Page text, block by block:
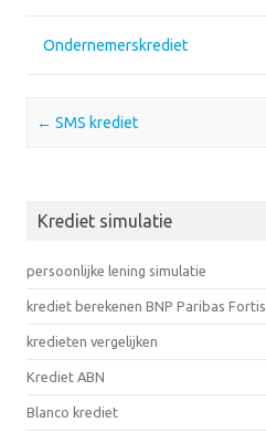
Ondernemerskrediet
Post navigation
← SMS krediet
Krediet simulatie
persoonlijke lening simulatie
krediet berekenen BNP Paribas Fortis
kredieten vergelijken
Krediet ABN
Blanco krediet